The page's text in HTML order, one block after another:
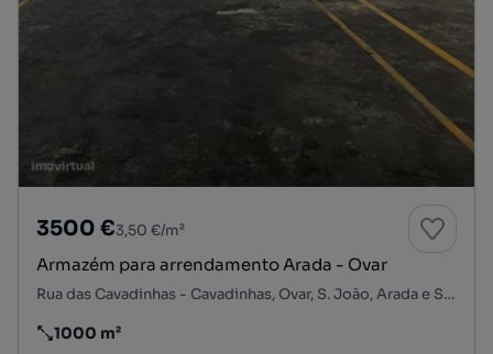
3500 €3,50 €/m²
Armazém para arrendamento Arada - Ovar
Rua das Cavadinhas - Cavadinhas, Ovar, S. João, Arada e S. Vicente de Pereira Jusã, Ovar, Aveiro
Preço por metro quadrado
1000 m²